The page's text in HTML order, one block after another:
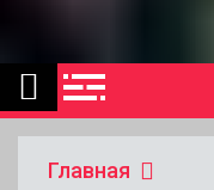
Главная